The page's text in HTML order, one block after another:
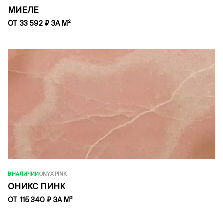
МИЕЛЕ
ОТ 33 592 ₽ ЗА М²
В НАЛИЧИИ ONYX PINK
ОНИКС ПИНК
ОТ 115 340 ₽ ЗА М²